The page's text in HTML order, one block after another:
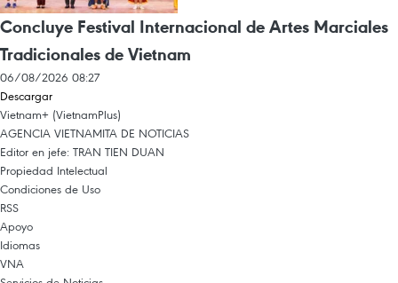
Concluye Festival Internacional de Artes Marciales
Tradicionales de Vietnam
06/08/2026 08:27
Descargar
Vietnam+ (VietnamPlus)
AGENCIA VIETNAMITA DE NOTICIAS
Editor en jefe: TRAN TIEN DUAN
Propiedad Intelectual
Condiciones de Uso
RSS
Apoyo
Idiomas
VNA